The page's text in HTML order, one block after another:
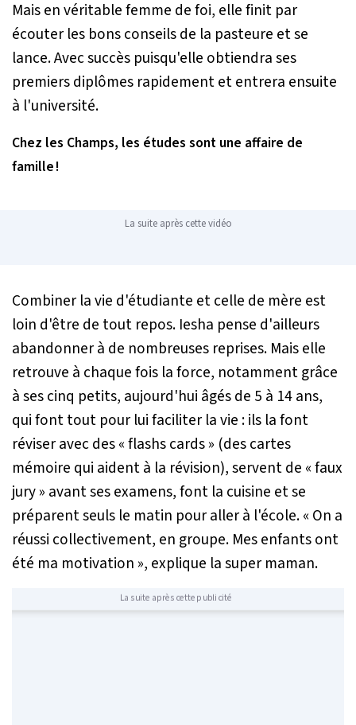
Mais en véritable femme de foi, elle finit par
écouter les bons conseils de la pasteure et se
lance. Avec succès puisqu'elle obtiendra ses
premiers diplômes rapidement et entrera ensuite
à l'université.
Chez les Champs, les études sont une affaire de
famille !
La suite après cette vidéo
Combiner la vie d'étudiante et celle de mère est
loin d'être de tout repos. Iesha pense d'ailleurs
abandonner à de nombreuses reprises. Mais elle
retrouve à chaque fois la force, notamment grâce
à ses cinq petits, aujourd'hui âgés de 5 à 14 ans,
qui font tout pour lui faciliter la vie : ils la font
réviser avec des « flashs cards » (des cartes
mémoire qui aident à la révision), servent de « faux
jury » avant ses examens, font la cuisine et se
préparent seuls le matin pour aller à l'école.« On a
réussi collectivement, en groupe. Mes enfants ont
été ma motivation », explique la super maman.
La suite après cette publicité